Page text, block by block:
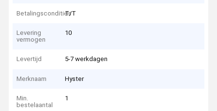
Betalingscondities
T/T
Levering
vermogen
10
Levertijd 5-7 werkdagen
Merknaam Hyster
Min.
bestelaantal
1